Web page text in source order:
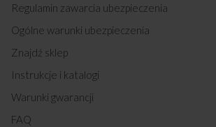
Regulamin zawarcia ubezpieczenia
Ogólne warunki ubezpieczenia
Znajdź sklep
Instrukcje i katalogi
Warunki gwarancji
FAQ